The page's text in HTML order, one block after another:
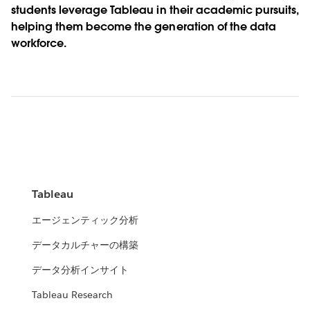
students leverage Tableau in their academic pursuits,
helping them become the generation of the data
workforce.
Tableau
エージェンティック分析
データカルチャーの構築
データ分析インサイト
Tableau Research